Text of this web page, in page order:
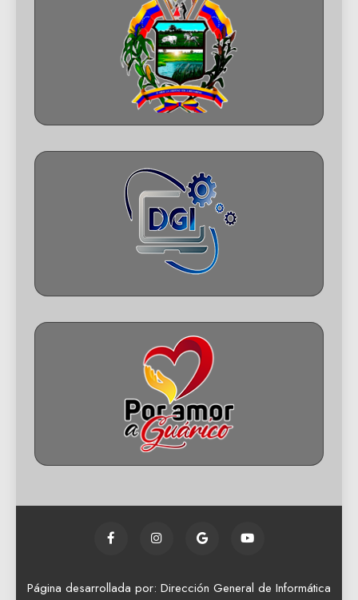
Página desarrollada por: Dirección General de Informática